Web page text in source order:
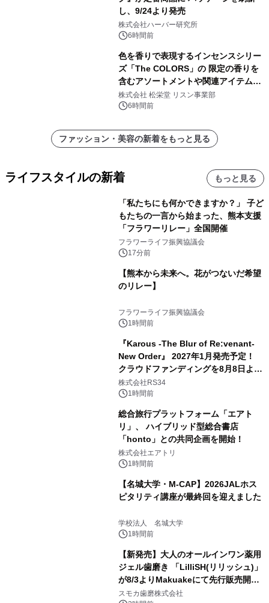
し、9/24より発売
株式会社ハーバー研究所
6時間前
色を香りで表現するインセンスシリー
ズ「The COLORS」の 限定の香りを
含むアソートメントや関連アイテムを
8月6日発売
株式会社 松栄堂 リスン事業部
6時間前
ファッション・美容の新着をもっと見る
ライフスタイルの新着 もっと見る
「私たちにも何かできますか？」 子ど
もたちの一言から始まった、熊本支援
「フラワーリレー」全国開催
フラワーライフ振興協議会
17分前
【熊本から未来へ。花がつないだ希望
のリレー】
フラワーライフ振興協議会
1時間前
『Karous -The Blur of Re:venant-
New Order』 2027年1月発売予定！
クラウドファンディングを8月8日より
開始
株式会社RS34
1時間前
総合旅行プラットフォーム「エアト
リ」、 ハイブリッド型総合書店
「honto」との共同企画を開始！
株式会社エアトリ
1時間前
【名城大学・M-CAP】2026JALホス
ピタリティ講座が最終回を迎えました
学校法人 名城大学
1時間前
【新発売】大人のオールインワン薬用
ジェル歯磨き 「LilliSH(リリッシュ)」
が8/3よりMakuakeにて先行販売開
始！
スモカ歯磨株式会社